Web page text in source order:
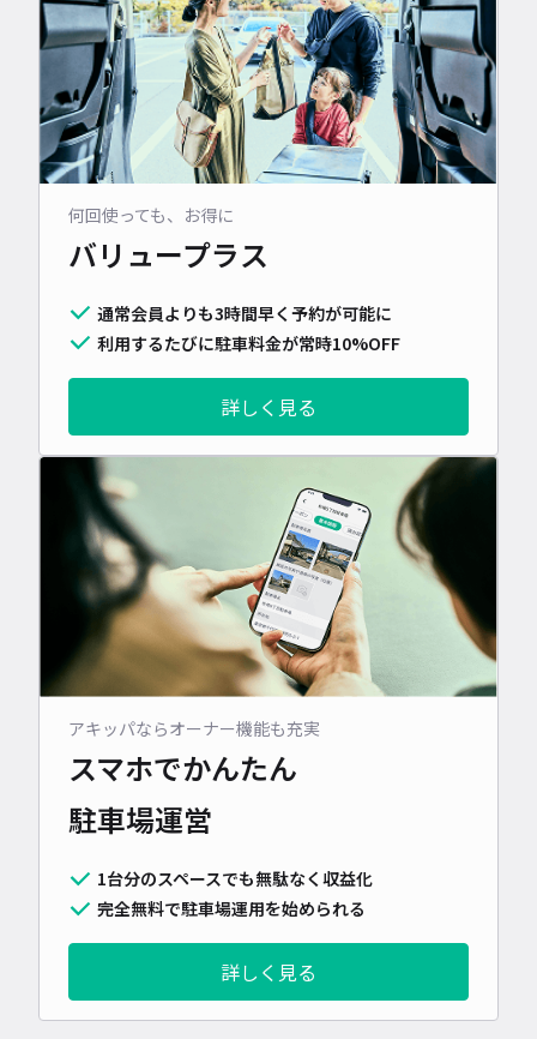
何回使っても、お得に
バリュープラス
通常会員よりも3時間早く予約が可能に
利用するたびに駐車料金が常時10%OFF
詳しく見る
アキッパならオーナー機能も充実
スマホでかんたん
駐車場運営
1台分のスペースでも無駄なく収益化
完全無料で駐車場運用を始められる
詳しく見る